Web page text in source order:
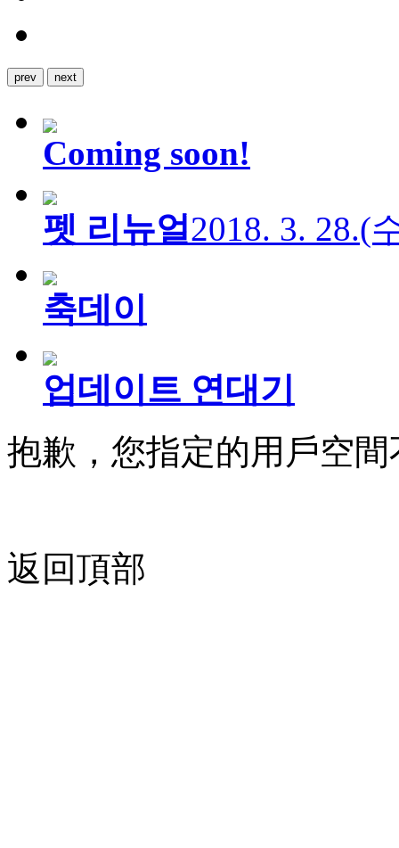
prev next
Coming soon!
펫 리뉴얼2018. 3. 28.(
축데이
업데이트 연대기
抱歉，您指定的用戶空間
返回頂部